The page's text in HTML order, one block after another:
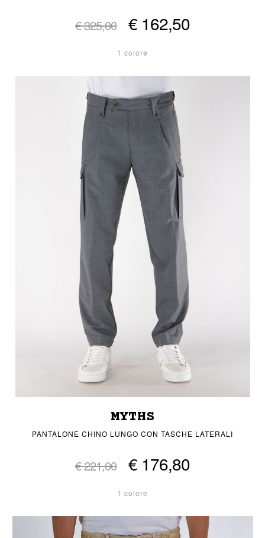
€ 325,00 € 162,50
1 colore
MYTHS
PANTALONE CHINO LUNGO CON TASCHE LATERALI
€ 221,00 € 176,80
1 colore